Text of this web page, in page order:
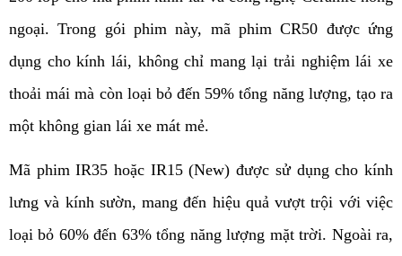
ngoại. Trong gói phim này, mã phim CR50 được ứng
dụng cho kính lái, không chỉ mang lại trải nghiệm lái xe
thoải mái mà còn loại bỏ đến 59% tổng năng lượng, tạo ra
một không gian lái xe mát mẻ.
Mã phim IR35 hoặc IR15 (New) được sử dụng cho kính
lưng và kính sườn, mang đến hiệu quả vượt trội với việc
loại bỏ 60% đến 63% tổng năng lượng mặt trời. Ngoài ra,